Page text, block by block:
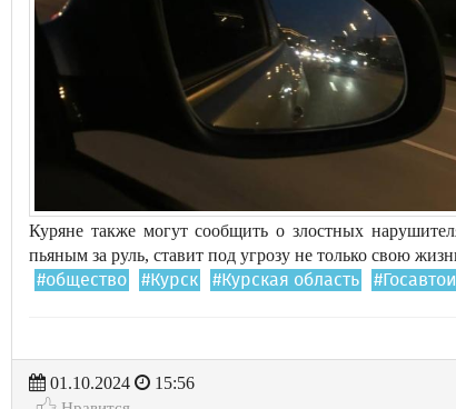
Куряне также могут сообщить о злостных
пьяным за руль, ставит под угрозу не только свою
#общество #Курск #Курская область
01.10.2024
15:56